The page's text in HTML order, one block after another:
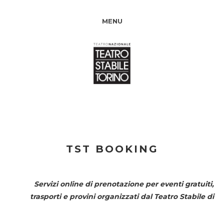
MENU
TST BOOKING
Servizi online di prenotazione per eventi gratuiti,
trasporti e provini organizzati dal Teatro Stabile di